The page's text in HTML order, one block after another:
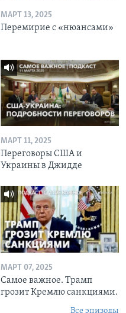
МАРТ 13, 2025
Перемирие с «нюансами»
МАРТ 11, 2025
Переговоры США и
Украины в Джидде
МАРТ 07, 2025
Самое важное. Трамп
грозит Кремлю санкциями.
Все эпизоды